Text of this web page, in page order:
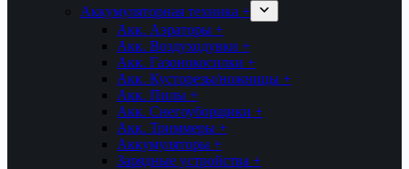
Аккумуляторная техника +
Акк. Аэраторы +
Акк. Воздуходувки +
Акк. Газонокосилки +
Акк. Кусторезы/ножницы +
Акк. Пилы +
Акк. Снегоуборщики +
Акк. Триммеры +
Аккумуляторы +
Зарядные устройства +